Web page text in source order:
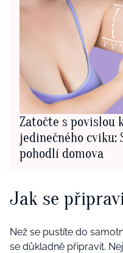
Zatočte s povislou
jedinečného cviku:
pohodlí domova
Jak se
Než se pustíte do
se důkladně připravit.